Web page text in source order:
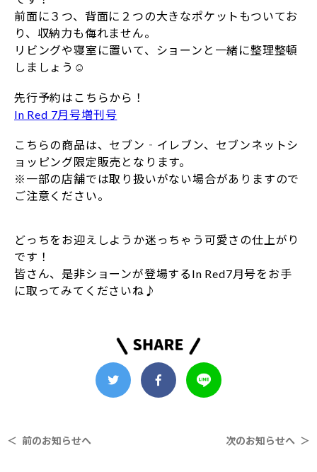
前面に３つ、背面に２つの大きなポケットもついてお
り、収納力も侮れません。
リビングや寝室に置いて、ショーンと一緒に整理整頓
しましょう☺
先行予約はこちらから！
In Red 7月号増刊号
こちらの商品は、セブン‐イレブン、セブンネットシ
ョッピング限定販売となります。
※一部の店舗では取り扱いがない場合がありますので
ご注意ください。
どっちをお迎えしようか迷っちゃう可愛さの仕上がり
です！
皆さん、是非ショーンが登場するIn Red7月号をお手
に取ってみてくださいね♪
＜ 前のお知らせへ 次のお知らせへ ＞